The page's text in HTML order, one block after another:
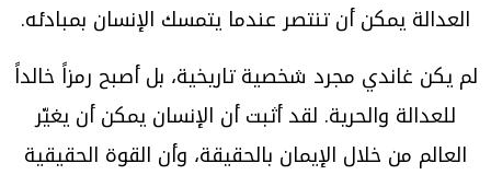
العدالة يمكن أن تنتصر عندما يتمسك الإنسان بمبادئه.
لم يكن غاندي مجرد شخصية تاريخية، بل أصبح رمزاً خالداً
للعدالة والحرية. لقد أثبت أن الإنسان يمكن أن يغيّر
العالم من خلال الإيمان بالحقيقة، وأن القوة الحقيقية